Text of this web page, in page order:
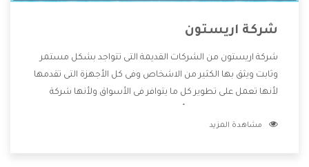
شركة اريستون
شركة اريستون من الشركات القديمة التى تتواجد بشكل مستمر
وثابت ويثق بها الكثير من الاشخاص وفى كل الأجهزة التى تقدمها
لأنها تعمل على تطوير كل ما يتوافر فى الأسواق ولأنها شركة
وتقدم للعملاء أقوى العروض والخصومات التى تسهل على
مشاهدة المزيد